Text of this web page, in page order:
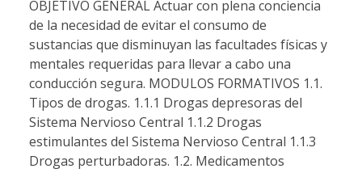
OBJETIVO GENERAL Actuar con plena conciencia
de la necesidad de evitar el consumo de
sustancias que disminuyan las facultades físicas y
mentales requeridas para llevar a cabo una
conducción segura. MODULOS FORMATIVOS 1.1.
Tipos de drogas. 1.1.1 Drogas depresoras del
Sistema Nervioso Central 1.1.2 Drogas
estimulantes del Sistema Nervioso Central 1.1.3
Drogas perturbadoras. 1.2. Medicamentos